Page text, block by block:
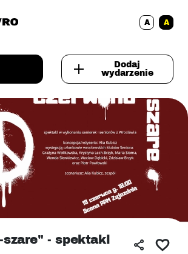
A A
Dodaj
wydarzenie
- spektakl